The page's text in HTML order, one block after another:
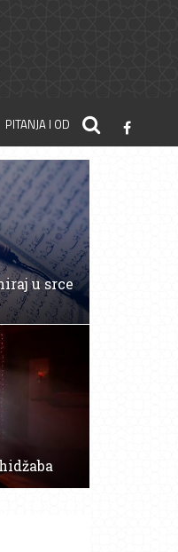
PITANJA I ODGOVORI
u srce